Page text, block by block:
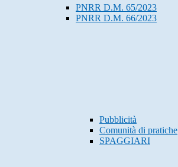
PNRR D.M. 65/2023
PNRR D.M. 66/2023
Pubblicità
Comunità di pratiche
SPAGGIARI